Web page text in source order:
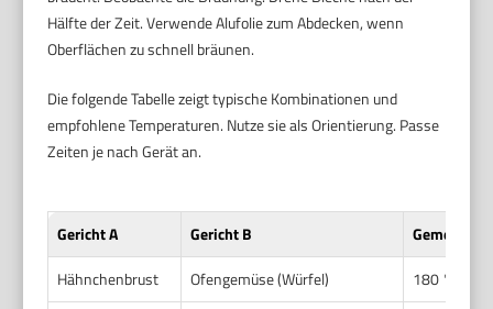
Hälfte der Zeit. Verwende Alufolie zum Abdecken, wenn
Oberflächen zu schnell bräunen.
Die folgende Tabelle zeigt typische Kombinationen und
empfohlene Temperaturen. Nutze sie als Orientierung. Passe
Zeiten je nach Gerät an.
Gericht A Gericht B
Hähnchenbrust
Ofengemüse (Würfel)
180 °C